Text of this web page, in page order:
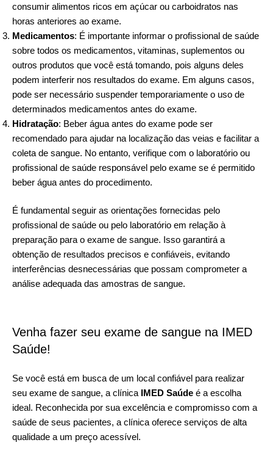
consumir alimentos ricos em açúcar ou carboidratos nas
horas anteriores ao exame.
Medicamentos: É importante informar o profissional de saúde
sobre todos os medicamentos, vitaminas, suplementos ou
outros produtos que você está tomando, pois alguns deles
podem interferir nos resultados do exame. Em alguns casos,
pode ser necessário suspender temporariamente o uso de
determinados medicamentos antes do exame.
Hidratação: Beber água antes do exame pode ser
recomendado para ajudar na localização das veias e facilitar a
coleta de sangue. No entanto, verifique com o laboratório ou
profissional de saúde responsável pelo exame se é permitido
beber água antes do procedimento.
É fundamental seguir as orientações fornecidas pelo
profissional de saúde ou pelo laboratório em relação à
preparação para o exame de sangue. Isso garantirá a
obtenção de resultados precisos e confiáveis, evitando
interferências desnecessárias que possam comprometer a
análise adequada das amostras de sangue.
Venha fazer seu exame de sangue na IMED
Saúde!
Se você está em busca de um local confiável para realizar
seu exame de sangue, a clínica IMED Saúde é a escolha
ideal. Reconhecida por sua excelência e compromisso com a
saúde de seus pacientes, a clínica oferece serviços de alta
qualidade a um preço acessível.